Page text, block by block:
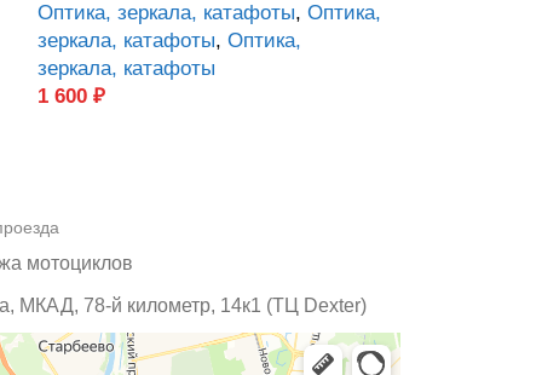
Оптика, зеркала, катафоты, Оптика,
зеркала, катафоты, Оптика,
зеркала, катафоты
1 600 ₽
мотоциклов
МКАД, 78-й километр, 14к1 (ТЦ Dexter)